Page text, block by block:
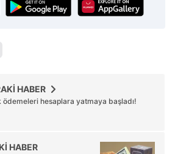
.
HABER
ödemeleri hesaplara yatmaya başladı!
HABER